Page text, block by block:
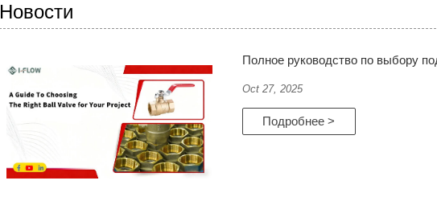
Новости
Полное руководство по выбору
Oct 27, 2025
Подробнее >